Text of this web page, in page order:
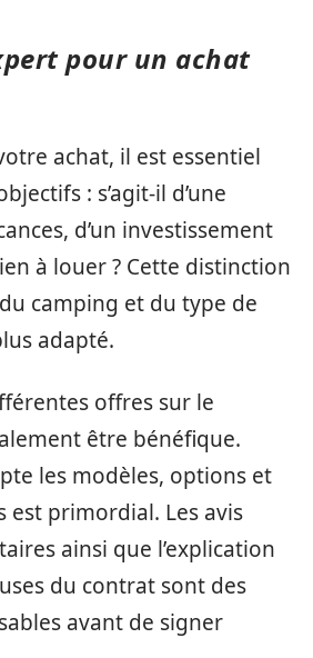
pour un achat
achat, il est essentiel
: s’agit-il d’une
d’un investissement
à louer ? Cette distinction
camping et du type de
adapté.
offres sur le
être bénéfique.
les modèles, options et
est primordial. Les avis
ainsi que l’explication
du contrat sont des
avant de signer